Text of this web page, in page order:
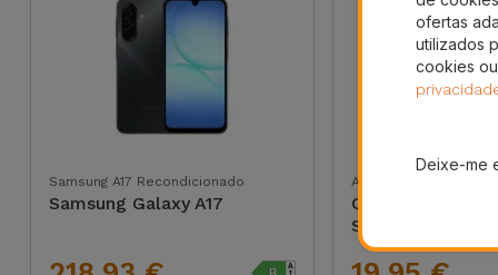
Samsung A17 Recondicionado
Samsung Galaxy A17
Armazenamento
Caixa para Disco
SSD
ofertas
utilizados
cookies
Deixe-me